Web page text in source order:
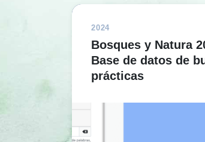
2024
Bosques y Natura
Base de datos de
prácticas